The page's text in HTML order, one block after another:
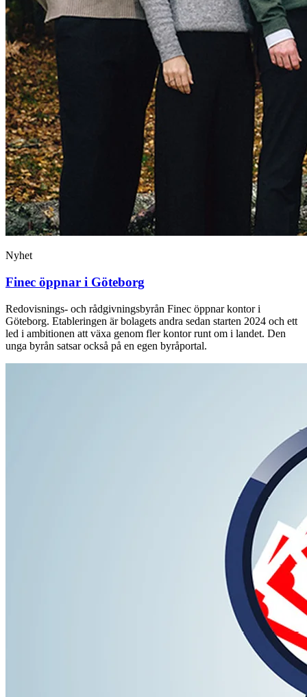
Nyhet
Finec öppnar i Göteborg
Redovisnings- och rådgivningsbyrån Finec öppnar kontor i
Göteborg. Etableringen är bolagets andra sedan starten 2024 och ett
led i ambitionen att växa genom fler kontor runt om i landet. Den
unga byrån satsar också på en egen byråportal.